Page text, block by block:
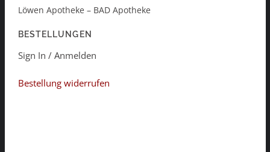
Löwen Apotheke – BAD Apotheke
BESTELLUNGEN
Sign In / Anmelden
Bestellung widerrufen